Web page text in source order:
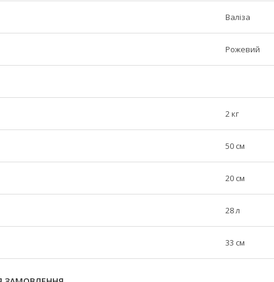
Валіза
Рожевий
2 кг
50 см
20 см
28 л
33 см